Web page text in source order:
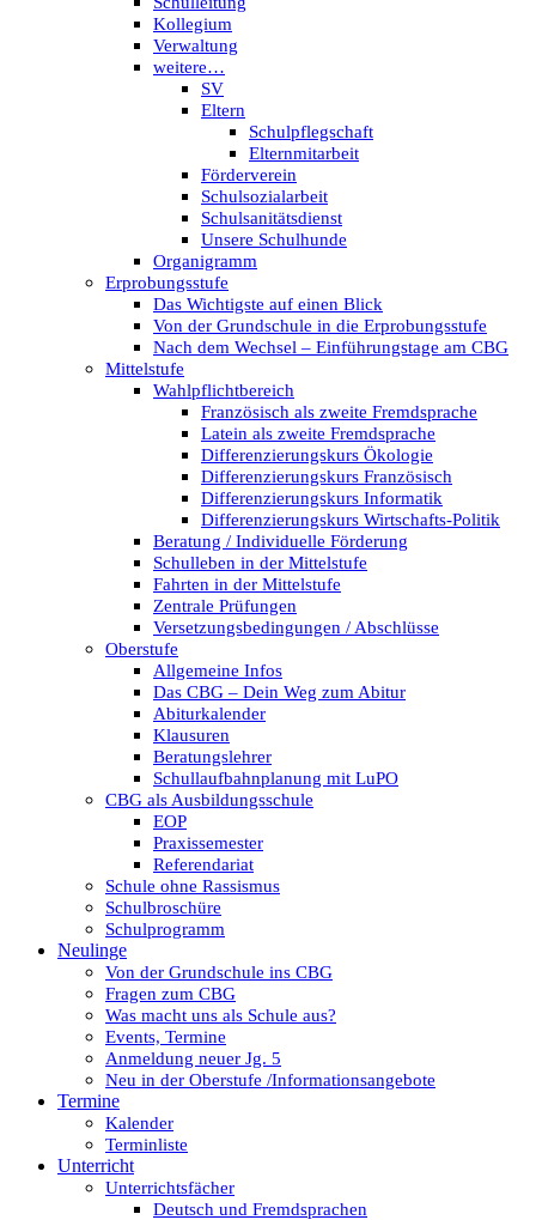
Kollegium
Verwaltung
weitere…
SV
Eltern
Schulpflegschaft
Elternmitarbeit
Förderverein
Schulsozialarbeit
Schulsanitätsdienst
Unsere Schulhunde
Organigramm
Erprobungsstufe
Das Wichtigste auf einen Blick
Von der Grundschule in die Erprobungsstufe
Nach dem Wechsel – Einführungstage am CBG
Mittelstufe
Wahlpflichtbereich
Französisch als zweite Fremdsprache
Latein als zweite Fremdsprache
Differenzierungskurs Ökologie
Differenzierungskurs Französisch
Differenzierungskurs Informatik
Differenzierungskurs Wirtschafts-Politik
Beratung / Individuelle Förderung
Schulleben in der Mittelstufe
Fahrten in der Mittelstufe
Zentrale Prüfungen
Versetzungsbedingungen / Abschlüsse
Oberstufe
Allgemeine Infos
Das CBG – Dein Weg zum Abitur
Abiturkalender
Klausuren
Beratungslehrer
Schullaufbahnplanung mit LuPO
CBG als Ausbildungsschule
EOP
Praxissemester
Referendariat
Schule ohne Rassismus
Schulbroschüre
Schulprogramm
Neulinge
Von der Grundschule ins CBG
Fragen zum CBG
Was macht uns als Schule aus?
Events, Termine
Anmeldung neuer Jg. 5
Neu in der Oberstufe /Informationsangebote
Termine
Kalender
Terminliste
Unterricht
Unterrichtsfächer
Deutsch und Fremdsprachen